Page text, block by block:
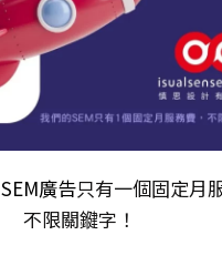
廣告只有一個固定月
不限關𨫡字！